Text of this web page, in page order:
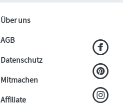
Über uns
AGB
Datenschutz
Mitmachen
Affiliate